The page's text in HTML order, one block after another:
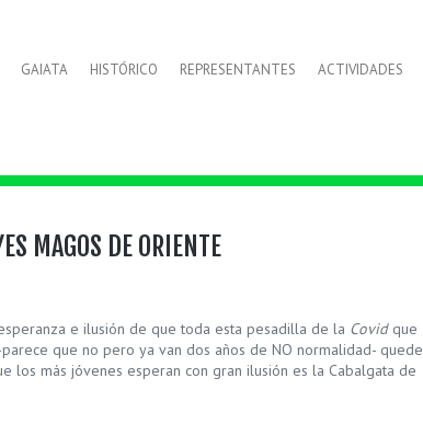
GAIATA HISTÓRICO REPRESENTANTES ACTIVIDADES
MAGOS DE ORIENTE
e ilusión de que toda esta pesadilla de la Covidque
que no pero ya van dos años de NO normalidad- quede
los más jóvenes esperan con gran ilusión es la Cabalgata de